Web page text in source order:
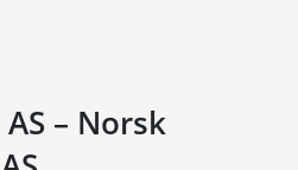
– Norsk